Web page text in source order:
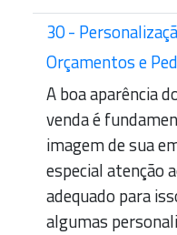
30 -
Orçamentos e
A boa aparência
venda é
imagem de sua
especial atenção
adequado para
algumas